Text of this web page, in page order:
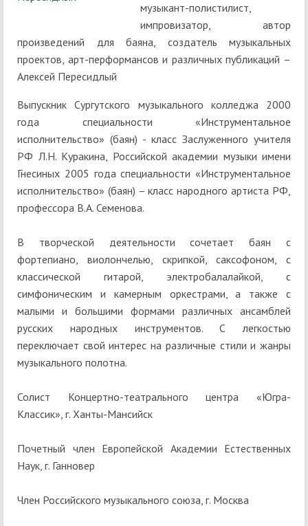
музыкант-полистилист,
импровизатор, автор
произведений для баяна, создатель музыкальных
проектов, арт-перформансов и различных публикаций –
Алексей Пересидлый
Выпускник Сургутского музыкального колледжа 2000
года специальности «Инструментальное
исполнительство» (баян) - класс Заслуженного учителя
РФ Л.Н. Куракина, Российской академии музыки имени
Гнесиных 2005 года специальности «Инструментальное
исполнительство» (баян) – класс народного артиста РФ,
профессора В.А. Семенова.
В творческой деятельности сочетает баян с
фортепиано, виолончелью, скрипкой, саксофоном, с
классической гитарой, электробалалайкой, с
симфоническим и камерным оркестрами, а также с
малыми и большими формами различных ансамблей
русских народных инструментов. С легкостью
переключает свой интерес на различные стили и жанры
музыкального полотна.
Солист Концертно-театрального центра «Югра-
Классик», г. Ханты-Мансийск
Почетный член Европейской Академии Естественных
Наук, г. Ганновер
Член Российского музыкального союза, г. Москва